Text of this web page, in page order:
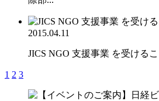
2015.04.11
JICS NGO 支援事業 を受ける
1 2 3